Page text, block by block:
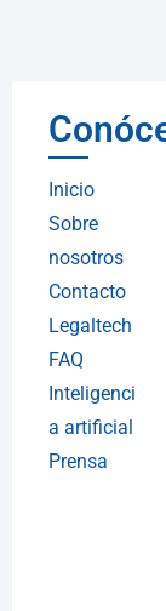
Inicio
Sobre
nosotros
Contacto
Legaltech
FAQ
Inteligenci
a artificial
Prensa